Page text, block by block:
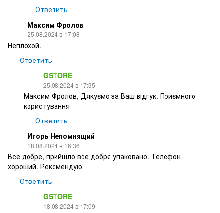
Ответить
Максим Фролов
25.08.2024 в 17:08
Неплохой.
Ответить
GSTORE
25.08.2024 в 17:35
Максим Фролов, Дякуємо за Ваш відгук. Приємного
користування
Ответить
Игорь Непомнящий
18.08.2024 в 16:36
Все добре, прийшло все добре упаковано. Телефон
хороший. Рекомендую
Ответить
GSTORE
18.08.2024 в 17:09